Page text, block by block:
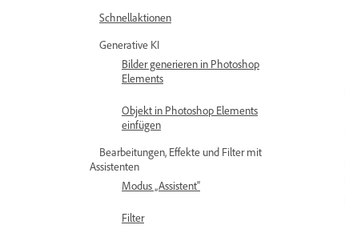
Schnellaktionen
Generative KI
Bilder generieren in Photoshop
Elements
Objekt in Photoshop Elements
einfügen
Bearbeitungen, Effekte und Filter mit
Assistenten
Modus „Assistent“
Filter